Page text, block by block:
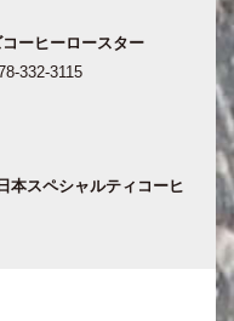
ーヒーロースター
332-3115
本スペシャルティコーヒ